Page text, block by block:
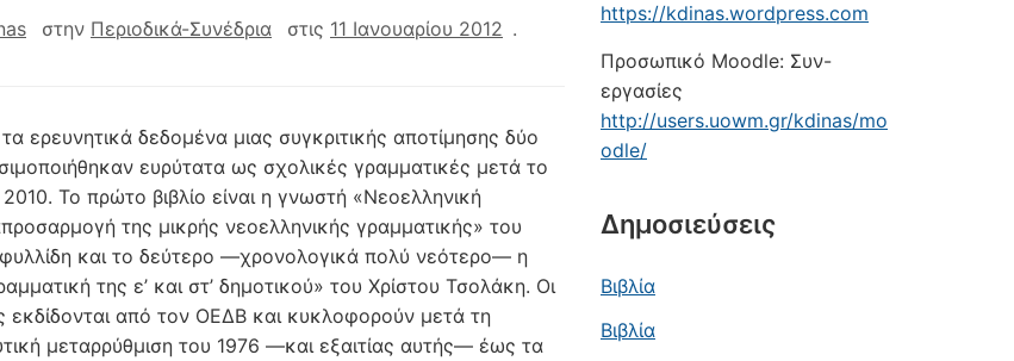
στην Περιοδικά-Συνέδρια στις 11 Ιανουαρίου 2012 .
ερευνητικά δεδομένα μιας συγκριτικής αποτίμησης δύο
ευρύτατα ως σχολικές γραμματικές μετά το
Το πρώτο βιβλίο είναι η γνωστή «Νεοελληνική
της μικρής νεοελληνικής γραμματικής» του
και το δεύτερο ―χρονολογικά πολύ νεότερο― η
της ε’ και στ’ δημοτικού» του Χρίστου Τσολάκη. Οι
εκδίδονται από τον ΟΕΔΒ και κυκλοφορούν μετά τη
μεταρρύθμιση του 1976 —και εξαιτίας αυτής— έως τα
https://kdinas.wordpress.com
Προσωπικό Moodle: Συν-
εργασίες
http://users.uowm.gr/kdinas/mo
odle/
Δημοσιεύσεις
Βιβλία
Βιβλία